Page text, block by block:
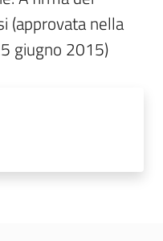
(approvata nella
giugno 2015)